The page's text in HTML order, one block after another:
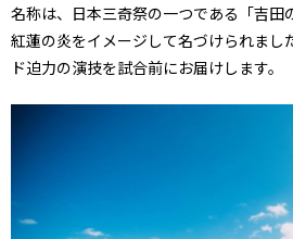
名称は、日本三奇祭の一つである「吉田
紅蓮の炎をイメージして名づけられまし
ド迫力の演技を試合前にお届けします。